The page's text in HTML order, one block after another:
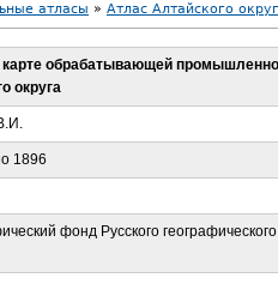
атласы » Атлас Алтайского
карте обрабатывающей
округа
1896
фонд Русского географического